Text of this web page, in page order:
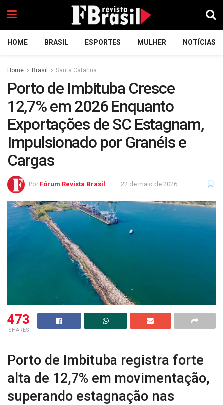
HOME BRASIL ESPORTES MULHER NOTÍCIAS
Home Brasil Santa Catarina
Porto de Imbituba Cresce
12,7% em 2026 Enquanto
Exportações de SC Estagnam,
Impulsionado por Granéis e
Cargas
Por Fórum Revista Brasil 22 de maio de 2026
473
SHARES
Porto de Imbituba registra forte
alta de 12,7% em movimentação,
superando estagnação nas